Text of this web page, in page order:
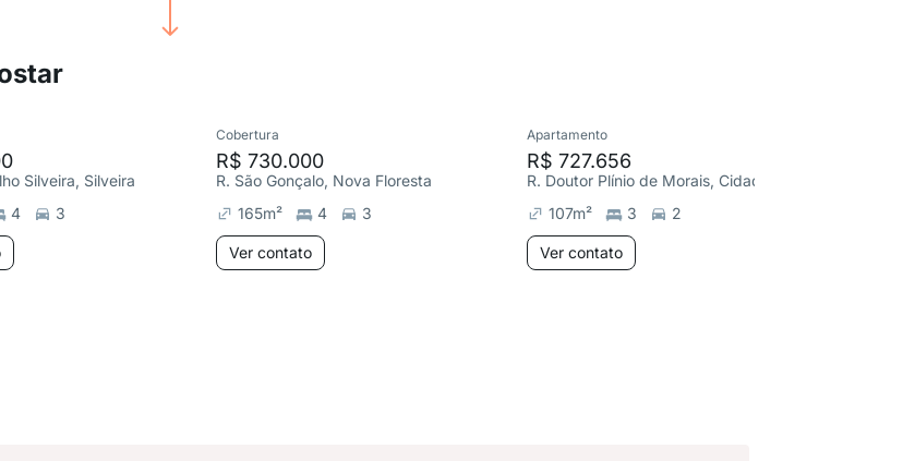
Silveira, Silveira
4 3
Cobertura
R$ 730.000
R. São Gonçalo, Nova Floresta
165m² 4 3
Ver contato
Apartamento
R$ 727.656
107m² 3 2
Ver contato